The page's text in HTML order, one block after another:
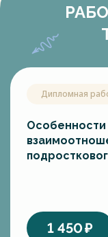
Дипломная
1 450₽